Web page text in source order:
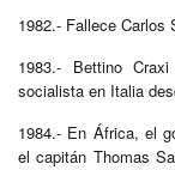
1982.- Fallece Carlos
1983.- Bettino
socialista en Italia
1984.- En África, el
el capitán Thomas